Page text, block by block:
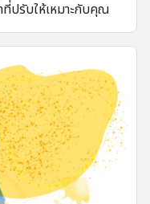
ที่ปรับให้เหมาะกับคุณ